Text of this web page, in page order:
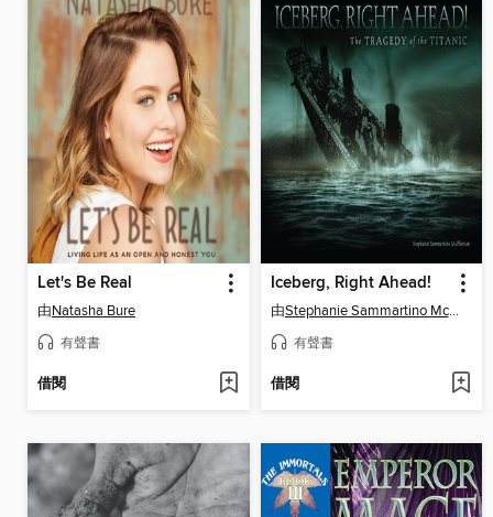
Let's Be Real
由Natasha Bure
有聲書
借閱
Iceberg, Right Ahead!
由 Stephanie Sammartino McPherson
有聲書
借閱